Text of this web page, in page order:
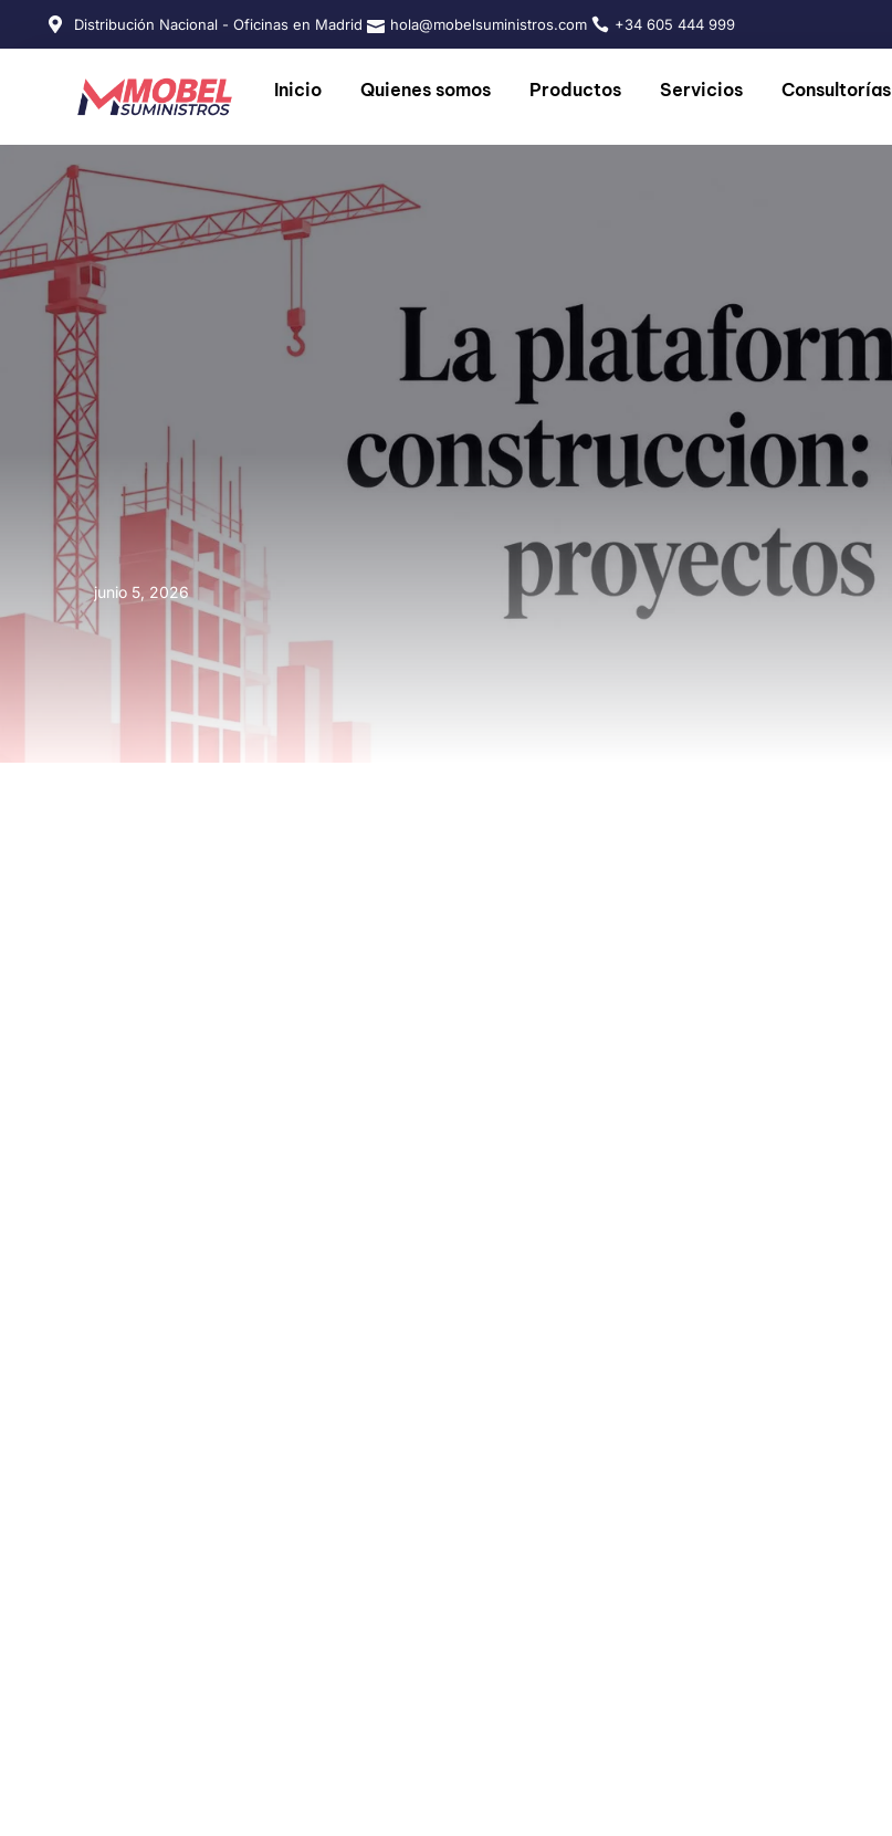
Distribución Nacional - Oficinas en Madrid hola@mobelsuministros.com +34 605 444 999
Inicio Quienes somos Productos Servicios Consultorías
junio 5, 2026